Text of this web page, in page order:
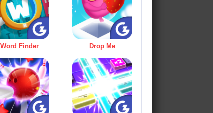
Word Finder Drop Me